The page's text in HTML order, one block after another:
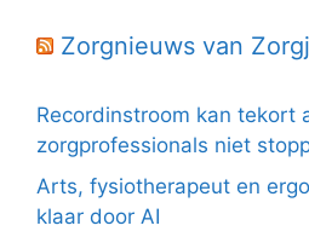
Zorgnieuws van
Recordinstroom kan tekort
zorgprofessionals niet
Arts, fysiotherapeut en
klaar door AI